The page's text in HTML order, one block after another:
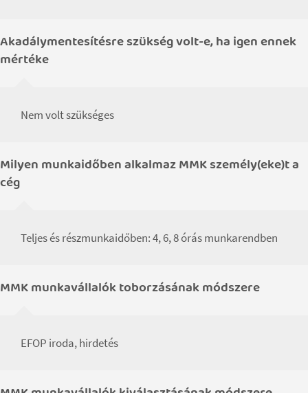
Akadálymentesítésre szükség volt-e, ha igen ennek
mértéke
Nem volt szükséges
Milyen munkaidőben alkalmaz MMK személy(eke)t a
cég
Teljes és részmunkaidőben: 4, 6, 8 órás munkarendben
MMK munkavállalók toborzásának módszere
EFOP iroda, hirdetés